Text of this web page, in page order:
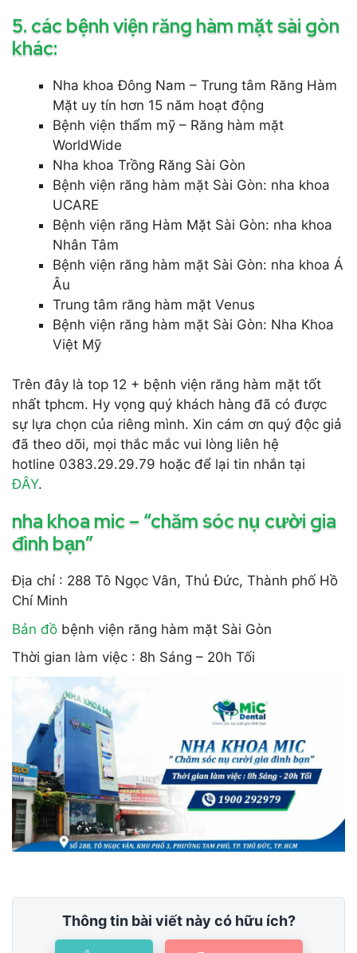
5. các bệnh viện răng hàm mặt sài gòn
khác:
Nha khoa Đông Nam – Trung tâm Răng Hàm
Mặt uy tín hơn 15 năm hoạt động
Bệnh viện thẩm mỹ – Răng hàm mặt
WorldWide
Nha khoa Trồng Răng Sài Gòn
Bệnh viện răng hàm mặt Sài Gòn: nha khoa
UCARE
Bệnh viện răng Hàm Mặt Sài Gòn: nha khoa
Nhân Tâm
Bệnh viện răng hàm mặt Sài Gòn: nha khoa Á
Âu
Trung tâm răng hàm mặt Venus
Bệnh viện răng hàm mặt Sài Gòn: Nha Khoa
Việt Mỹ
Trên đây là top 12 + bệnh viện răng hàm mặt tốt
nhất tphcm. Hy vọng quý khách hàng đã có được
sự lựa chọn của riêng mình. Xin cám ơn quý độc giả
đã theo dõi, mọi thắc mắc vui lòng liên hệ
hotline 0383.29.29.79 hoặc để lại tin nhắn tại
ĐÂY.
nha khoa mic – “chăm sóc nụ cười gia
đình bạn”
Địa chỉ : 288 Tô Ngọc Vân, Thủ Đức, Thành phố Hồ
Chí Minh
Bản đồ bệnh viện răng hàm mặt Sài Gòn
Thời gian làm việc : 8h Sáng – 20h Tối
Thông tin bài viết này có hữu ích?